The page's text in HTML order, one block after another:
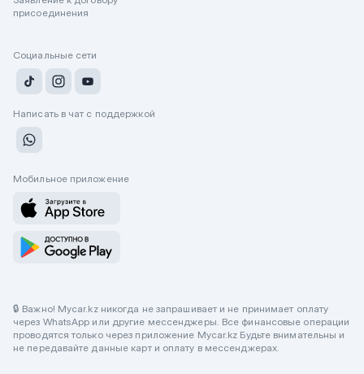
присоединения
Социальные сети
Написать в чат с поддержкой
Мобильное приложение
🔒 Важно! Mycar.kz никогда не запрашивает и не принимает оплату
через WhatsApp или другие мессенджеры. Все финансовые операции
проводятся только через приложение Mycar.kz Будьте внимательны и
не передавайте данные карт и оплату в мессенджерах.